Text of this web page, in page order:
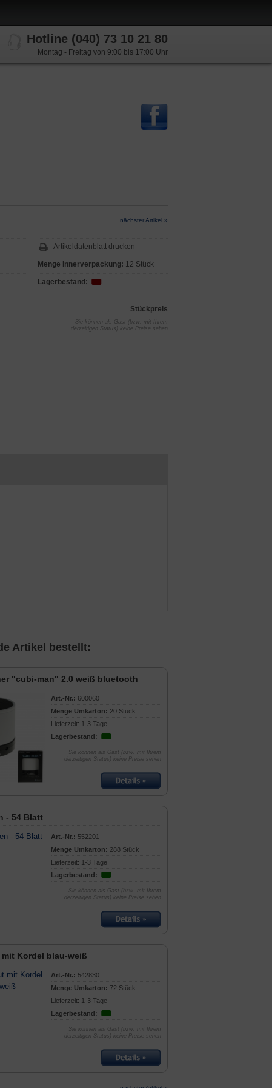
Hotline (040) 73 10 21 80
Montag - Freitag von 9:00 bis 17:00 Uhr
nächster Artikel »
Artikeldatenblatt drucken
Menge Innerverpackung: 12 Stück
Lagerbestand:
Stückpreis
Sie können als Gast (bzw. mit Ihrem
derzeitigen Status) keine Preise sehen
Artikel bestellt:
"cubi-man" 2.0 weiß bluetooth
Art.-Nr.: 600060
Menge Umkarton: 20 Stück
Lieferzeit: 1-3 Tage
Lagerbestand:
Sie können als Gast (bzw. mit Ihrem
derzeitigen Status) keine Preise sehen
- 54 Blatt
Art.-Nr.: 552201
Menge Umkarton: 288 Stück
Lieferzeit: 1-3 Tage
Lagerbestand:
Sie können als Gast (bzw. mit Ihrem
derzeitigen Status) keine Preise sehen
mit Kordel blau-weiß
Art.-Nr.: 542830
Menge Umkarton: 72 Stück
Lieferzeit: 1-3 Tage
Lagerbestand:
Sie können als Gast (bzw. mit Ihrem
derzeitigen Status) keine Preise sehen